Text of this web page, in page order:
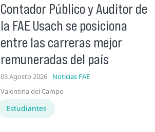
Contador Público y Auditor de
la FAE Usach se posiciona
entre las carreras mejor
remuneradas del país
03 Agosto 2026
Noticias FAE
Valentina del Campo
Estudiantes